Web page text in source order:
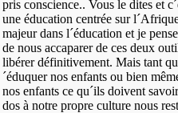
pris conscience.. Vous le dites et
une éducation centrée sur
majeur dans l´éducation et je
de nous accaparer de ces deux
libérer définitivement. Mais tant
´éduquer nos enfants ou bien
nos enfants ce qu´ils doivent
dos à notre propre culture nous